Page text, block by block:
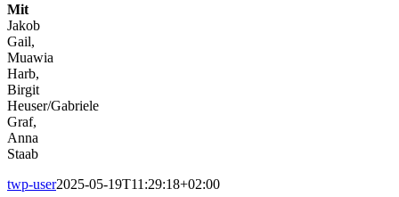
Mit
Jakob
Gail,
Muawia
Harb,
Birgit
Heuser/Gabriele
Graf,
Anna
Staab
twp-user2025-05-19T11:29:18+02:00